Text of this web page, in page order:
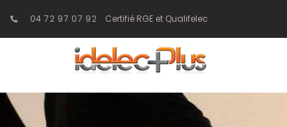
04 72 97 07 92 Certifié RGE et Qualifelec